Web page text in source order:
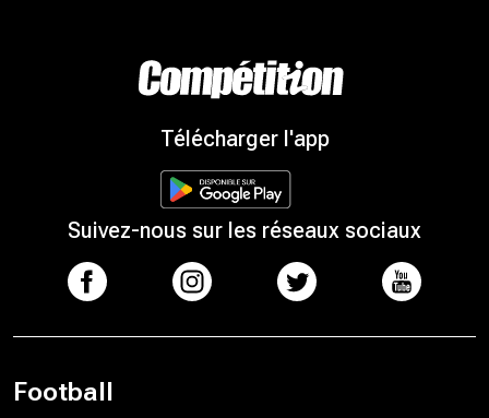
Télécharger l'app
Suivez-nous sur les réseaux sociaux
Football